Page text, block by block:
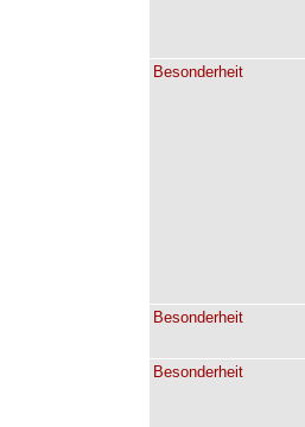
Besonderheit
Besonderheit
Besonderheit